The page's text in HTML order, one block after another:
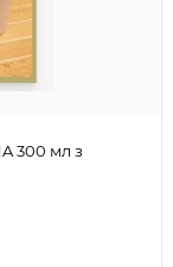
300 мл з